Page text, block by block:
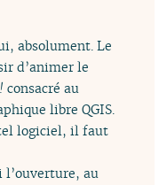
absolument. Le
d’animer le
consacré au
libre QGIS.
logiciel, il faut
l’ouverture, au